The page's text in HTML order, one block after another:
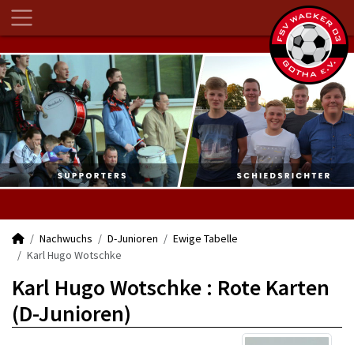
Nachwuchs D-Junioren
Ewige Tabelle
Karl Hugo Wotschke
Karl Hugo Wotschke : Rote Karten
(D-Junioren)